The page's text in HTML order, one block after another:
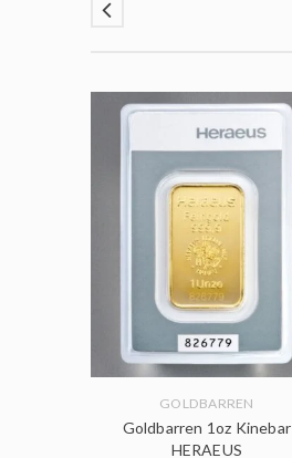
GOLDBARREN
Goldbarren 1oz Kinebar
HERAEUS